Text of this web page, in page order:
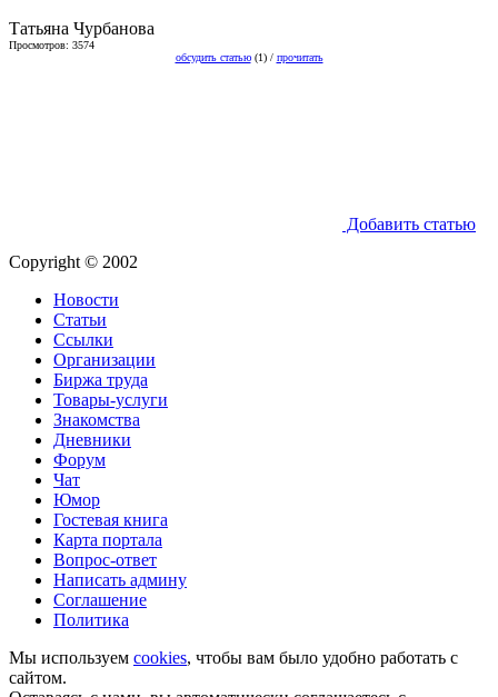
Татьяна Чурбанова
Просмотров: 3574
обсудить статью(1) / прочитать
Добавить статью
Copyright © 2002
Новости
Статьи
Ссылки
Организации
Биржа труда
Товары-услуги
Знакомства
Дневники
Форум
Чат
Юмор
Гостевая книга
Карта портала
Вопрос-ответ
Написать админу
Соглашение
Политика
Мы используем cookies, чтобы вам было удобно работать с
сайтом.